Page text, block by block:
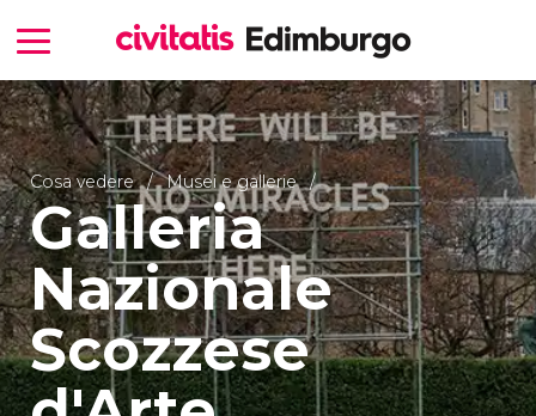
Cosa vedere Musei e gallerie
Galleria
Nazionale
Scozzese